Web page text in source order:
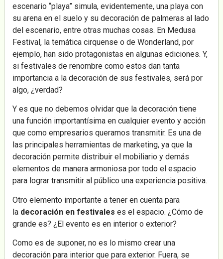
escenario “playa” simula, evidentemente, una playa con
su arena en el suelo y su decoración de palmeras al lado
del escenario, entre otras muchas cosas. En Medusa
Festival, la temática cirquense o de Wonderland, por
ejemplo, han sido protagonistas en algunas ediciones. Y,
si festivales de renombre como estos dan tanta
importancia a la decoración de sus festivales, será por
algo, ¿verdad?
Y es que no debemos olvidar que la decoración tiene
una función importantísima en cualquier evento y acción
que como empresarios queramos transmitir. Es una de
las principales herramientas de marketing, ya que la
decoración permite distribuir el mobiliario y demás
elementos de manera armoniosa por todo el espacio
para lograr transmitir al público una experiencia positiva.
Otro elemento importante a tener en cuenta para
la decoración en festivales es el espacio. ¿Cómo de
grande es? ¿El evento es en interior o exterior?
Como es de suponer, no es lo mismo crear una
decoración para interior que para exterior. Fuera, se